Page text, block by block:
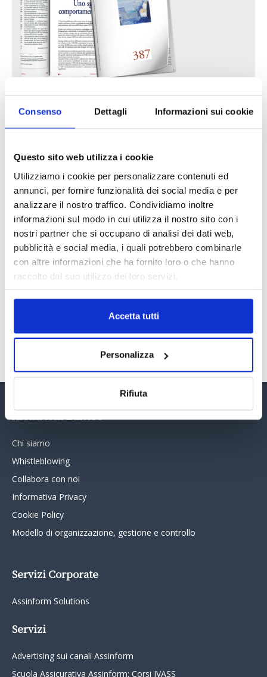
Consenso Dettagli Informazioni sui cookie
Questo sito web utilizza i cookie
Utilizziamo i cookie per personalizzare contenuti ed
annunci, per fornire funzionalità dei social media e per
analizzare il nostro traffico. Condividiamo inoltre
informazioni sul modo in cui utilizza il nostro sito con i
nostri partner che si occupano di analisi dei dati web,
pubblicità e social media, i quali potrebbero combinarle
con altre informazioni che ha fornito loro o che hanno
raccolto dal suo utilizzo dei loro servizi.
Accetta tutti
Personalizza
Rifiuta
30 Giugno 2026
LA GESTIONE DELLA REPUTAZIONE.
RECENSIONI E CRISI DIGITALI
30 Giugno 2026
Il “Modulo CAI” diventa digitale
30 Giugno 2026
PREMI 2025. I TOP TEN
TUTTI GLI ARTICOLI DEL MESE
Assinform Editore
Chi siamo
Whistleblowing
Collabora con noi
Informativa Privacy
Cookie Policy
Modello di organizzazione, gestione e controllo
Servizi Corporate
Assinform Solutions
Servizi
Advertising sui canali Assinform
Scuola Assicurativa Assinform: Corsi IVASS